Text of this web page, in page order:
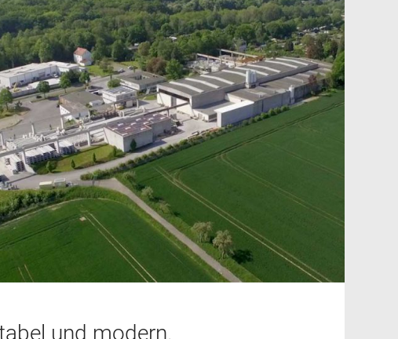
und modern.